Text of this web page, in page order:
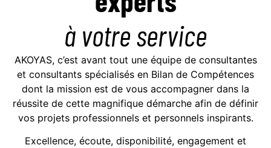
à votre service
AKOYAS, c’est avant tout une équipe de consultantes
et consultants spécialisés en Bilan de Compétences
dont la mission est de vous accompagner dans la
réussite de cette magnifique démarche afin de définir
vos projets professionnels et personnels inspirants.
Excellence, écoute, disponibilité, engagement et